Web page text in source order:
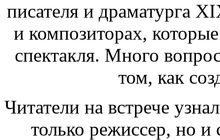
писателя и драматурга
и композиторах,
спектакля. Много
том, как
Читатели на встрече
только режиссер, но и